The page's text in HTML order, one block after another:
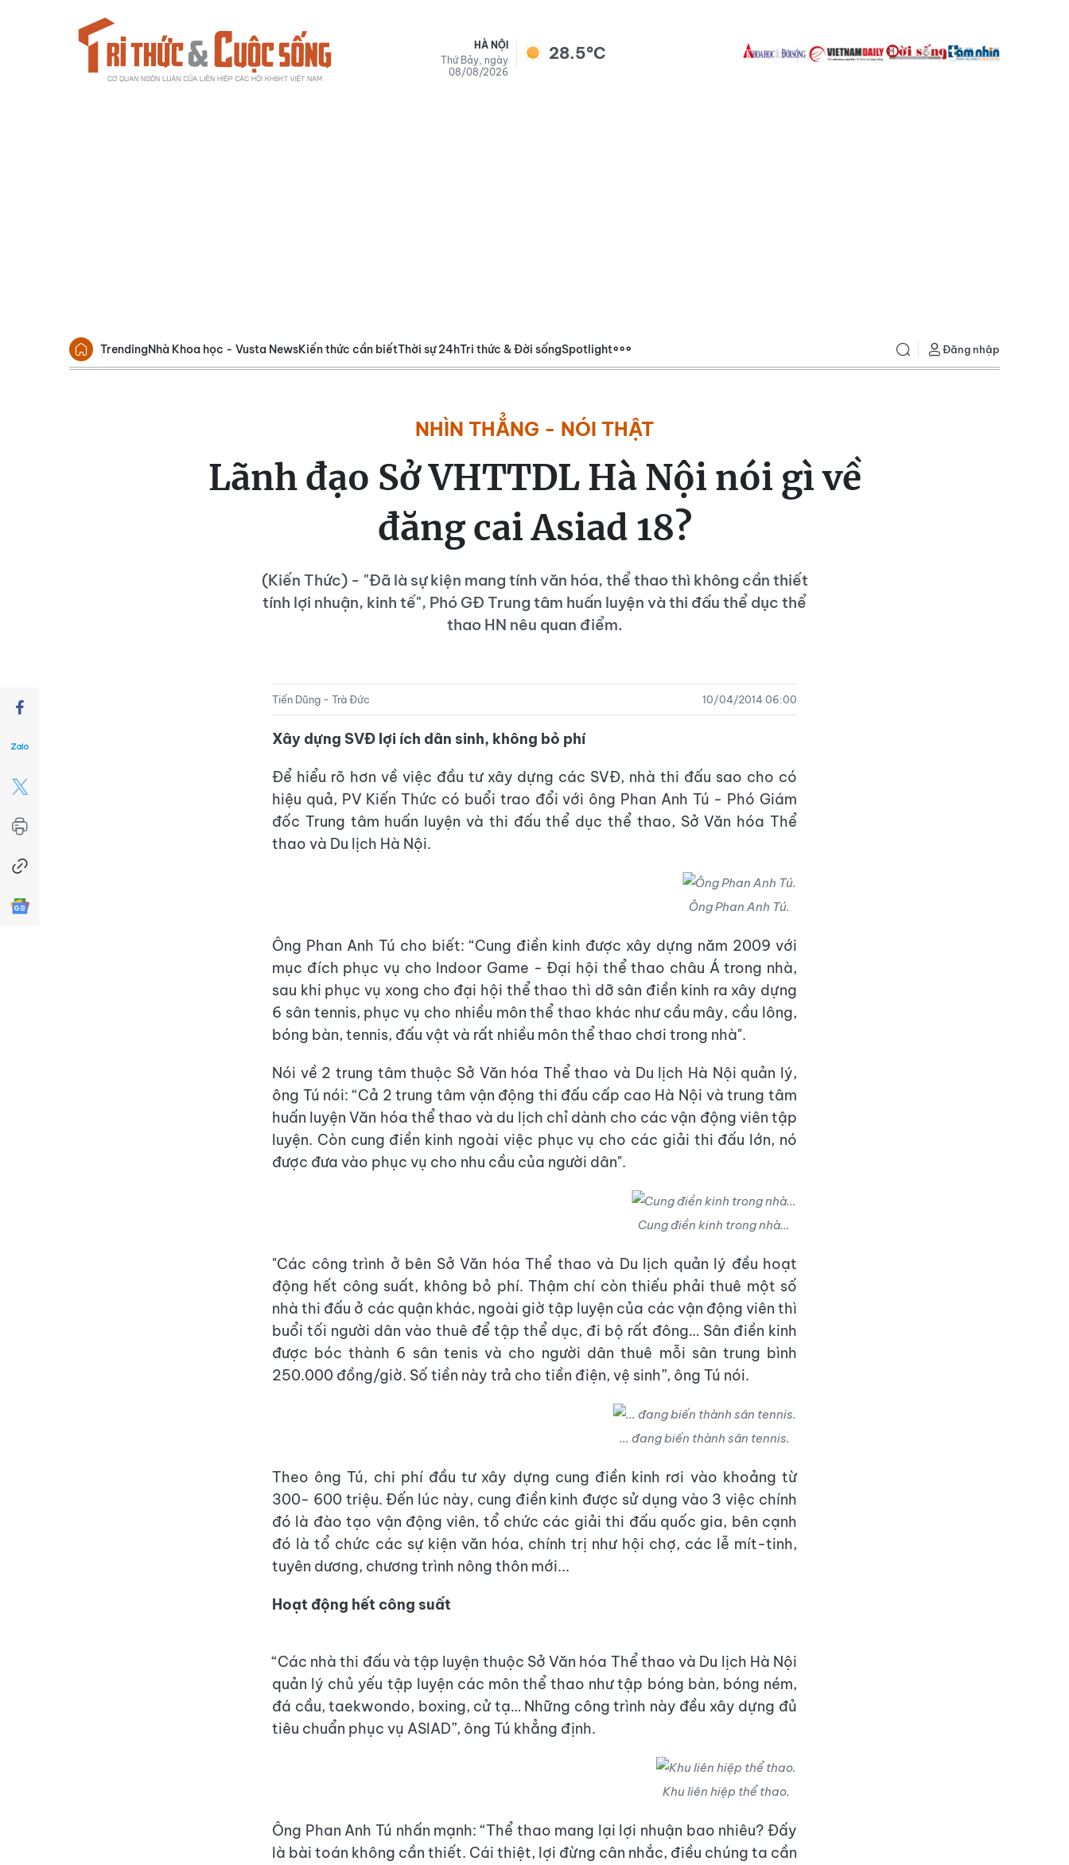
HÀ NỘI
Thứ Bảy, ngày
08/08/2026
28.5°C
TrendingNhà Khoa học - Vusta NewsKiến thức cần biếtThời sự 24hTri thức & Đời sốngSpotlight Đăng nhập
NHÌN THẲNG - NÓI THẬT
Lãnh đạo Sở VHTTDL Hà Nội nói gì về
đăng cai Asiad 18?
(Kiến Thức) - "Đã là sự kiện mang tính văn hóa, thể thao thì không cần thiết
tính lợi nhuận, kinh tế", Phó GĐ Trung tâm huấn luyện và thi đấu thể dục thể
thao HN nêu quan điểm.
Tiến Dũng - Trà Đức 10/04/2014 06:00
Xây dựng SVĐ lợi ích dân sinh, không bỏ phí
Để hiểu rõ hơn về việc đầu tư xây dựng các SVĐ, nhà thi đấu sao cho có
hiệu quả, PV Kiến Thức có buổi trao đổi với ông Phan Anh Tú - Phó Giám
đốc Trung tâm huấn luyện và thi đấu thể dục thể thao, Sở Văn hóa Thể
thao và Du lịch Hà Nội.
Ông Phan Anh Tú.
Ông Phan Anh Tú cho biết: “Cung điền kinh được xây dựng năm 2009 với
mục đích phục vụ cho Indoor Game - Đại hội thể thao châu Á trong nhà,
sau khi phục vụ xong cho đại hội thể thao thì dỡ sân điền kinh ra xây dựng
6 sân tennis, phục vụ cho nhiều môn thể thao khác như cầu mây, cầu lông,
bóng bàn, tennis, đấu vật và rất nhiều môn thể thao chơi trong nhà".
Nói về 2 trung tâm thuộc Sở Văn hóa Thể thao và Du lịch Hà Nội quản lý,
ông Tú nói: “Cả 2 trung tâm vận động thi đấu cấp cao Hà Nội và trung tâm
huấn luyện Văn hóa thể thao và du lịch chỉ dành cho các vận động viên tập
luyện. Còn cung điền kinh ngoài việc phục vụ cho các giải thi đấu lớn, nó
được đưa vào phục vụ cho nhu cầu của người dân".
Cung điền kinh trong nhà...
"Các công trình ở bên Sở Văn hóa Thể thao và Du lịch quản lý đều hoạt
động hết công suất, không bỏ phí. Thậm chí còn thiếu phải thuê một số
nhà thi đấu ở các quận khác, ngoài giờ tập luyện của các vận động viên thì
buổi tối người dân vào thuê để tập thể dục, đi bộ rất đông… Sân điền kinh
được bóc thành 6 sân tenis và cho người dân thuê mỗi sân trung bình
250.000 đồng/giờ. Số tiền này trả cho tiền điện, vệ sinh”, ông Tú nói.
... đang biến thành sân tennis.
Theo ông Tú, chi phí đầu tư xây dựng cung điền kinh rơi vào khoảng từ
300- 600 triệu. Đến lúc này, cung điền kinh được sử dụng vào 3 việc chính
đó là đào tạo vận động viên, tổ chức các giải thi đấu quốc gia, bên cạnh
đó là tổ chức các sự kiện văn hóa, chính trị như hội chợ, các lễ mít-tinh,
tuyên dương, chương trình nông thôn mới...
Hoạt động hết công suất
“Các nhà thi đấu và tập luyện thuộc Sở Văn hóa Thể thao và Du lịch Hà Nội
quản lý chủ yếu tập luyện các môn thể thao như tập bóng bàn, bóng ném,
đá cầu, taekwondo, boxing, cử tạ… Những công trình này đều xây dựng đủ
tiêu chuẩn phục vụ ASIAD”, ông Tú khẳng định.
Khu liên hiệp thể thao.
Ông Phan Anh Tú nhấn mạnh: “Thể thao mang lại lợi nhuận bao nhiêu? Đấy
là bài toán không cần thiết. Cái thiệt, lợi đừng cân nhắc, điều chúng ta cần